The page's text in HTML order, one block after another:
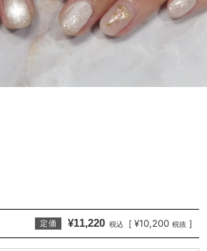
定価 ¥11,220 税込 [ ¥10,200 税抜 ]